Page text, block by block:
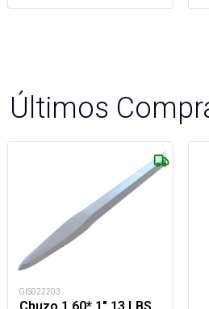
Últimos
GIS022203